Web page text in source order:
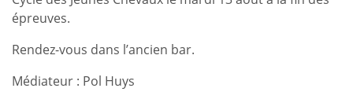
épreuves.
Rendez-vous dans l’ancien bar.
Médiateur : Pol Huys